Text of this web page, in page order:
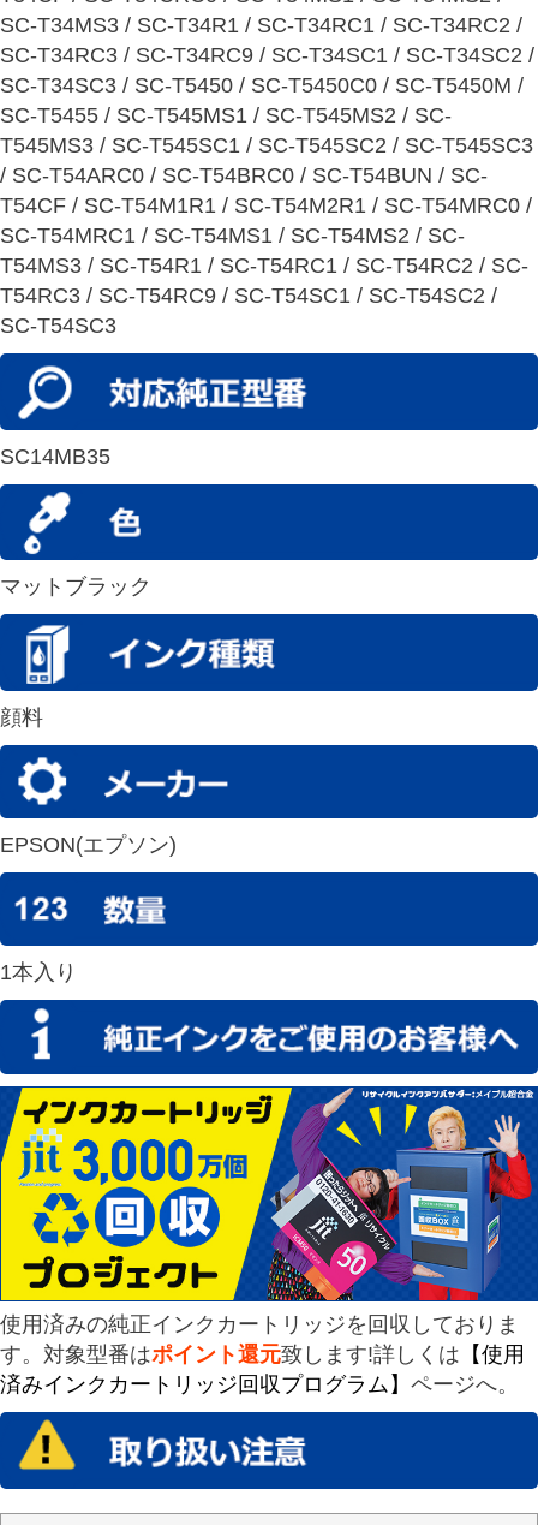
SC-T34MS3 / SC-T34R1 / SC-T34RC1 / SC-T34RC2 /
SC-T34RC3 / SC-T34RC9 / SC-T34SC1 / SC-T34SC2 /
SC-T34SC3 / SC-T5450 / SC-T5450C0 / SC-T5450M /
SC-T5455 / SC-T545MS1 / SC-T545MS2 / SC-
T545MS3 / SC-T545SC1 / SC-T545SC2 / SC-T545SC3
/ SC-T54ARC0 / SC-T54BRC0 / SC-T54BUN / SC-
T54CF / SC-T54M1R1 / SC-T54M2R1 / SC-T54MRC0 /
SC-T54MRC1 / SC-T54MS1 / SC-T54MS2 / SC-
T54MS3 / SC-T54R1 / SC-T54RC1 / SC-T54RC2 / SC-
T54RC3 / SC-T54RC9 / SC-T54SC1 / SC-T54SC2 /
SC-T54SC3
SC14MB35
マットブラック
顔料
EPSON(エプソン)
1本入り
使用済みの純正インクカートリッジを回収しておりま
す。対象型番はポイント還元致します!詳しくは 【使用
済みインクカートリッジ回収プログラム】 ページへ。